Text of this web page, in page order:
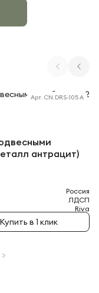
Арт. CN.DRS-105 A
антрацит)
Купить в 1 клик
Россия
ЛДСП
Riva